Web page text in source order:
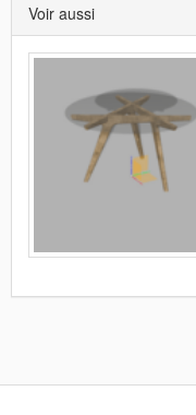
Voir aussi